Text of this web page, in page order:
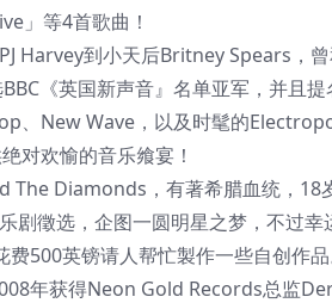
」等4首歌曲！
Harvey到小天后Britney Spears，
《英国新声音』名单亚军，并且
New Wave，以及时髦的
对欢愉的音乐飨宴！
Diamonds，有著希腊血统，18
剧徵选，企图一圆明星之梦，不过
500英镑请人帮忙製作一些自创作
年获得Neon Gold Records总监